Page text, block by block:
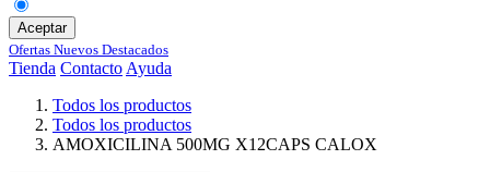
Aceptar
Ofertas Nuevos Destacados
Tienda Contacto Ayuda
Todos los productos
Todos los productos
AMOXICILINA 500MG X12CAPS CALOX